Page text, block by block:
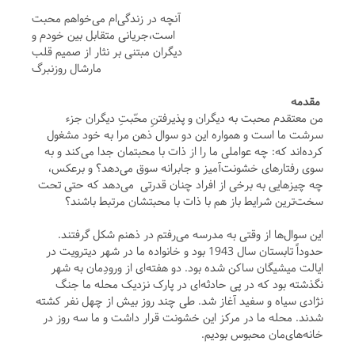
آنچه در زندگی‌ام می‌خواهم محبت
است،جریانی متقابل بین خودم و
دیگران مبتنی بر نثار از صمیم قلب
مارشال روزنبرگ
مقدمه
من معتقدم محبت به دیگران و پذیرفتنِ محّبتِ دیگران جزء
سرشت ما است و همواره این دو سوال ذهن مرا به خود مشغول
کرده‌اند که: چه عواملی ما را از ذات با محبتمان جدا می‌کند و به
سوی رفتارهای خشونت‌آمیز و جابرانه سوق می‌دهد؟ و برعکس،
چه چیزهایی به برخی از افراد چنان قدرتی می‌دهد که حتی تحت
سخت‌ترین شرایط باز هم با ذات با محبتشان مرتبط باشند؟
این سوال‌ها از وقتی به مدرسه می‌رفتم در ذهنم شکل گرفتند.
حدوداً تابستان سال 1943 بود و خانواده ما در شهر دیترویت در
ایالت میشیگان ساکن شده بود. دو هفته‌ای از ورودِمان به شهر
نگذشته بود که در پی حادثه‌ای در پارک نزدیک محله ما جنگ
نژادی سیاه و سفید آغاز شد. طی چند روز بیش از چهل نفر کشته
شدند. محله ما در مرکز این خشونت قرار داشت و ما سه روز در
خانه‌های‌مان محبوس بودیم.